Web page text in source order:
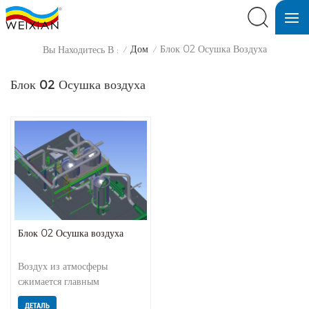
Вы Находитесь В : / Дом / Блок 02 Осушка Воздуха
Блок 02 Осушка воздуха
Блок 02 Осушка воздуха
Воздух из атмосферы
сжимается главным
вентилятором и подается в
ДЕТАЛЬ